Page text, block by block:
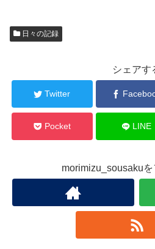
日々の記録
シェアす
Twitter
Pocket LINE
morimizu_sousaku